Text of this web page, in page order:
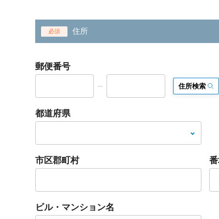
必須 住所
郵便番号
住所検索
都道府県
市区郡町村
ビル・マンション名